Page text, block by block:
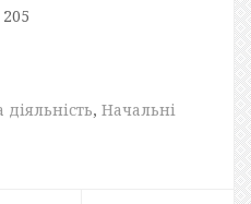
, Начальні